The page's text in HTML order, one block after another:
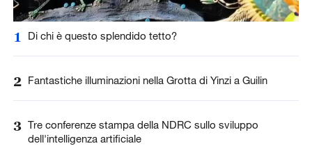
1 Di chi è questo splendido tetto?
2 Fantastiche illuminazioni nella Grotta di Yinzi a Guilin
3 Tre conferenze stampa della NDRC sullo sviluppo
dell'intelligenza artificiale